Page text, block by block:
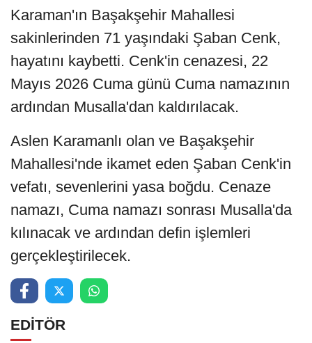
Karaman'ın Başakşehir Mahallesi
sakinlerinden 71 yaşındaki Şaban Cenk,
hayatını kaybetti. Cenk'in cenazesi, 22
Mayıs 2026 Cuma günü Cuma namazının
ardından Musalla'dan kaldırılacak.
Aslen Karamanlı olan ve Başakşehir
Mahallesi'nde ikamet eden Şaban Cenk'in
vefatı, sevenlerini yasa boğdu. Cenaze
namazı, Cuma namazı sonrası Musalla'da
kılınacak ve ardından defin işlemleri
gerçekleştirilecek.
EDİTÖR